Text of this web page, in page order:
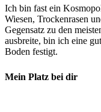
Ich bin fast ein
Wiesen, Trockenrasen
Gegensatz zu den
ausbreite, bin ich eine
Boden festigt.
Mein Platz bei dir